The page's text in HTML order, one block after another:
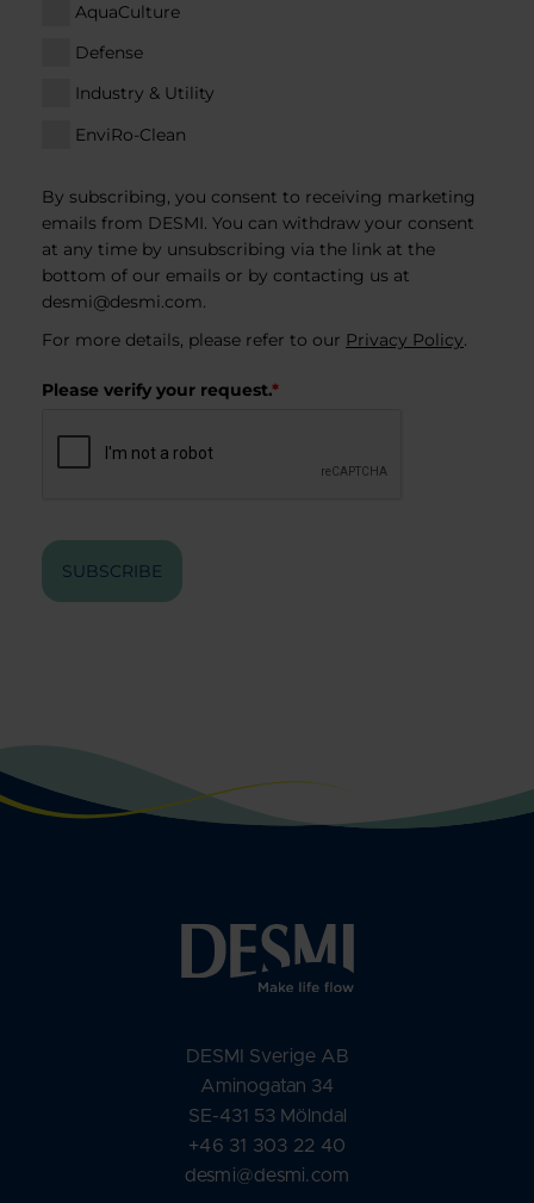
AquaCulture
Defense
Industry & Utility
EnviRo-Clean
By subscribing, you consent to receiving marketing
emails from DESMI. You can withdraw your consent
at any time by unsubscribing via the link at the
bottom of our emails or by contacting us at
desmi@desmi.com.
For more details, please refer to our Privacy Policy.
Please verify your request.*
SUBSCRIBE
DESMI Sverige AB
Aminogatan 34
SE-431 53 Mölndal
+46 31 303 22 40
desmi@desmi.com